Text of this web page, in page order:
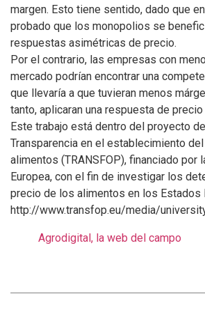
margen. Esto tiene sentido, dado que
probado que los monopolios se
respuestas asimétricas de precio.
Por el contrario, las empresas con
mercado podrían encontrar una
que llevaría a que tuvieran menos
tanto, aplicaran una respuesta de
Este trabajo está dentro del proyecto
Transparencia en el establecimiento
alimentos (TRANSFOP), financiado por
Europea, con el fin de investigar los
precio de los alimentos en los Estados
http://www.transfop.eu/media/
Agrodigital, la web del campo